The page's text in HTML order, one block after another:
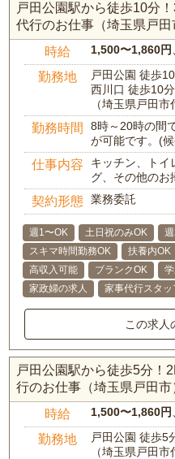
戸田公園駅から徒歩10分
代行のお仕事（埼玉県戸田
時給 1,500〜1,860円
勤務地
戸田公園 徒歩
西川口 徒歩10分
（埼玉県戸田市
勤務時間
8時～20時の間
が可能です。(
仕事内容
キッチン、トイ
グ、その他のお
契約形態 業務委託
週1〜OK 土日祝のみOK
スキマ時間勤務OK
扶養内OK
高収入可能
ブランクOK
家政婦の求人
家事代行スタッ
この求人
戸田公園駅から徒歩5分！
行のお仕事（埼玉県戸田市
時給 1,500〜1,860円
勤務地
戸田公園 徒歩5
（埼玉県戸田市